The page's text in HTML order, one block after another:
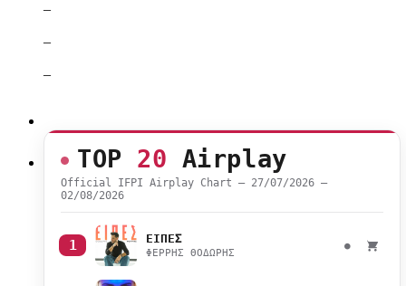
–
–
–
TOP 20 Airplay
Official IFPI Airplay Chart — 27/07/2026 –
02/08/2026
1 ΕΙΠΕΣ
ΦΕΡΡΗΣ ΘΟΔΩΡΗΣ
●